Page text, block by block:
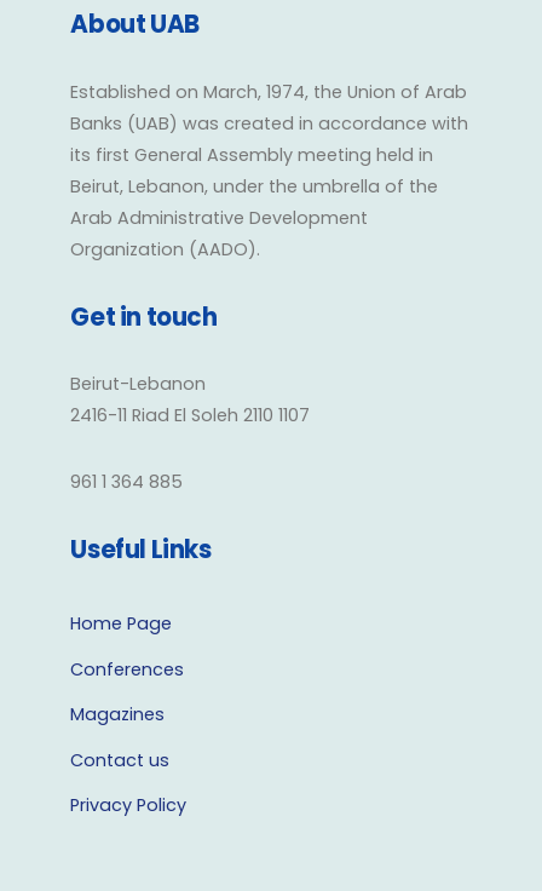
About UAB
Established on March, 1974, the Union of Arab
Banks (UAB) was created in accordance with
its first General Assembly meeting held in
Beirut, Lebanon, under the umbrella of the
Arab Administrative Development
Organization (AADO).
Get in touch
Beirut-Lebanon
2416-11 Riad El Soleh 2110 1107
961 1 364 885
Useful Links
Home Page
Conferences
Magazines
Contact us
Privacy Policy